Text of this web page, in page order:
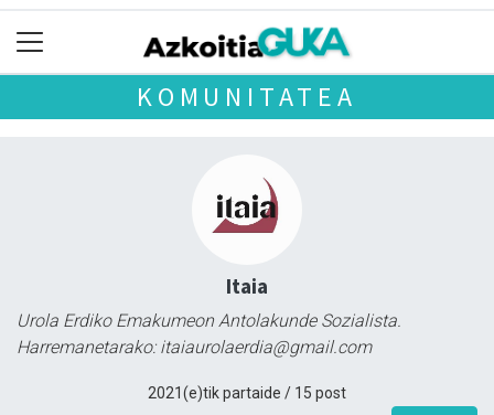
KOMUNITATEA
Itaia
Urola Erdiko Emakumeon Antolakunde Sozialista.
Harremanetarako: itaiaurolaerdia@gmail.com
2021(e)tik partaide / 15 post